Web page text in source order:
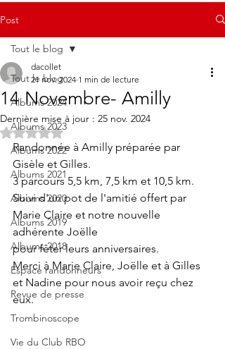
Post
Tout le blog
Albums 2024
Albums 2023
Albums 2022
Albums 2021
Albums 2020
Albums 2019
Albums 2018
Espace randonneurs
Revue de presse
Trombinoscope
Vie du Club RBO
Tout le blog
14 Novembre- Amilly
dacollet
21 nov. 2024 1 min de lecture
Dernière mise à jour : 25 nov. 2024
Noté NaN étoiles sur 5.
Randonnée à Amilly préparée par
Gisèle et Gilles.
3 parcours 5,5 km, 7,5 km et 10,5 km.
Suivi d'un pot de l'amitié offert par
Marie Claire et notre nouvelle
adhérente Joëlle
pour fêter leurs anniversaires.
Merci à Marie Claire, Joëlle et à Gilles
et Nadine pour nous avoir reçu chez
eux.